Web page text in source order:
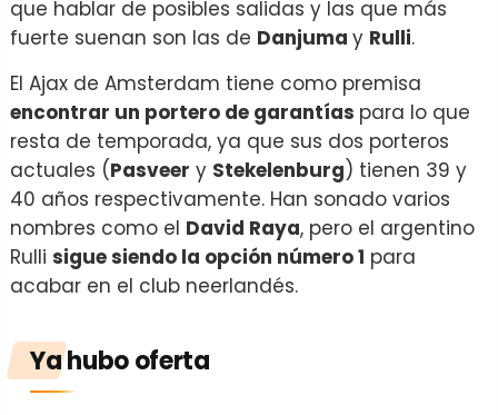
que hablar de posibles salidas y las que más
fuerte suenan son las de Danjuma y Rulli.
El Ajax de Amsterdam tiene como premisa
encontrar un portero de garantías para lo que
resta de temporada, ya que sus dos porteros
actuales (Pasveer y Stekelenburg) tienen 39 y
40 años respectivamente. Han sonado varios
nombres como el David Raya, pero el argentino
Rulli sigue siendo la opción número 1 para
acabar en el club neerlandés.
Ya hubo oferta